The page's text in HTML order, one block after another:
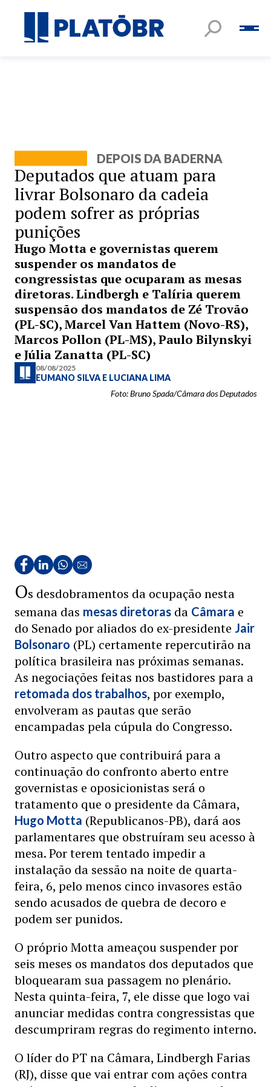
DEPOIS DA BADERNA
Deputados que atuam para
livrar Bolsonaro da cadeia
podem sofrer as próprias
punições
Hugo Motta e governistas querem
suspender os mandatos de
congressistas que ocuparam as mesas
diretoras. Lindbergh e Talíria querem
suspensão dos mandatos de Zé Trovão
(PL-SC), Marcel Van Hattem (Novo-RS),
Marcos Pollon (PL-MS), Paulo Bilynskyi
e Júlia Zanatta (PL-SC)
08/08/2025
EUMANO SILVA E LUCIANA LIMA
Foto: Bruno Spada/Câmara dos Deputados
Os desdobramentos da ocupação nesta
semana das mesas diretoras da Câmara e
do Senado por aliados do ex-presidente Jair
Bolsonaro (PL) certamente repercutirão na
política brasileira nas próximas semanas.
As negociações feitas nos bastidores para a
retomada dos trabalhos, por exemplo,
envolveram as pautas que serão
encampadas pela cúpula do Congresso.
Outro aspecto que contribuirá para a
continuação do confronto aberto entre
governistas e oposicionistas será o
tratamento que o presidente da Câmara,
Hugo Motta (Republicanos-PB), dará aos
parlamentares que obstruíram seu acesso à
mesa. Por terem tentado impedir a
instalação da sessão na noite de quarta-
feira, 6, pelo menos cinco invasores estão
sendo acusados de quebra de decoro e
podem ser punidos.
O próprio Motta ameaçou suspender por
seis meses os mandatos dos deputados que
bloquearam sua passagem no plenário.
Nesta quinta-feira, 7, ele disse que logo vai
anunciar medidas contra congressistas que
descumpriram regras do regimento interno.
O líder do PT na Câmara, Lindbergh Farias
(RJ), disse que vai entrar com ações contra